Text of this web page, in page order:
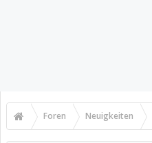
Foren Neuigkeiten